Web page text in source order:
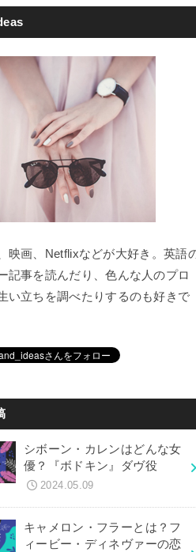
映画、Netflixなどが大好き。英語
記事を読んだり、色んな人のプロ
い立ちを調べたりするのも好きで
シボーン・カレンはどんな女
優？『ボドキン』ダヴ役
2024.05.09
キャメロン・フラーとは？フ
ィービー・ディネヴァーの恋